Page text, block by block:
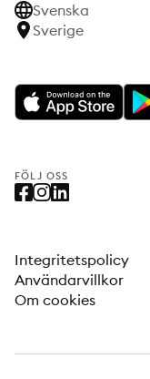
Svenska
Sverige
FÖLJ OSS
Integritetspolicy
Användarvillkor
Om cookies